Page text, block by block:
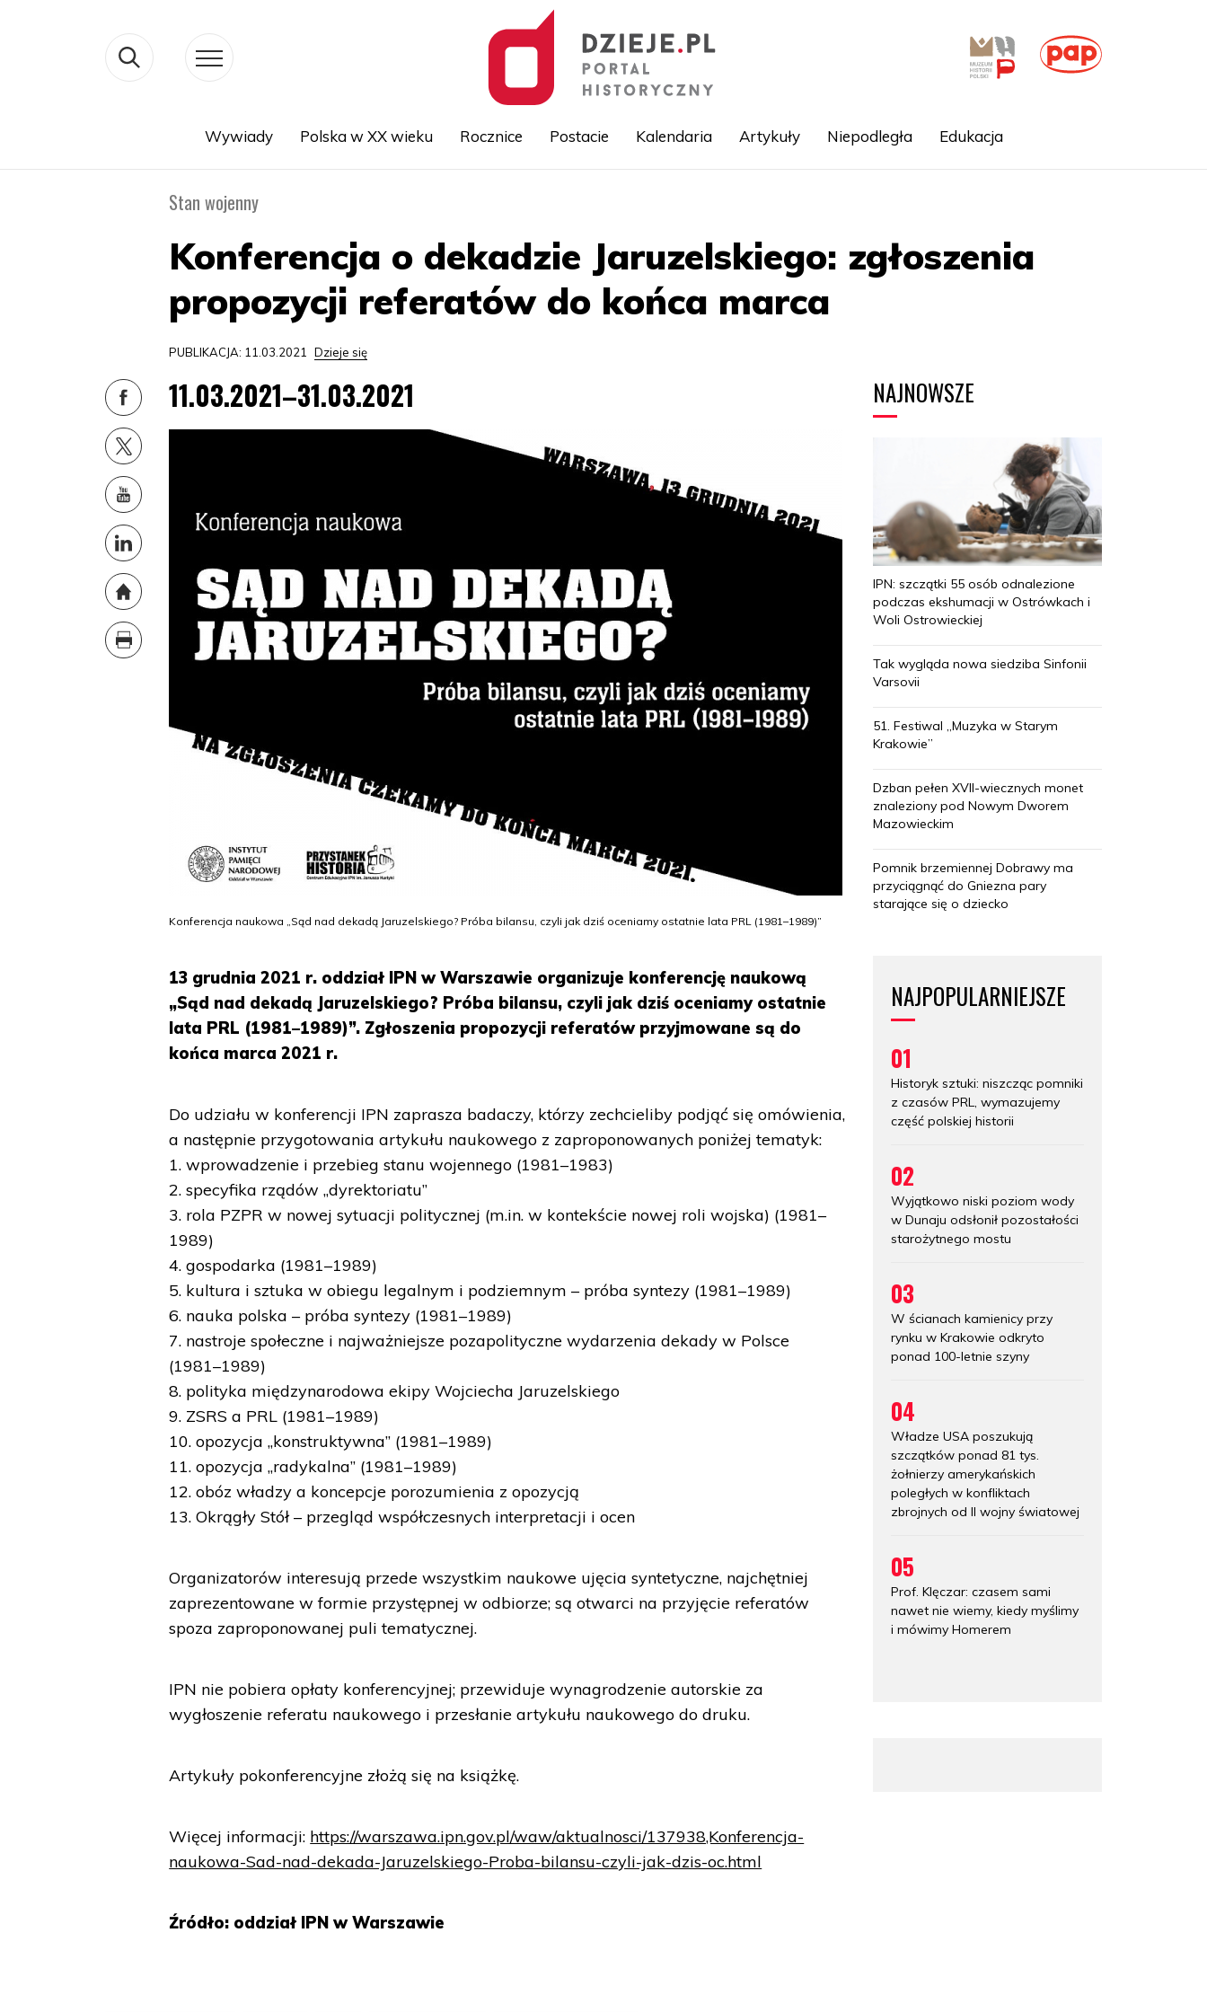
Wywiady Polska w XX wieku Rocznice Postacie Kalendaria Artykuły Niepodległa Edukacja
Stan wojenny
Konferencja o dekadzie Jaruzelskiego: zgłoszenia
propozycji referatów do końca marca
PUBLIKACJA: 11.03.2021 Dzieje się
11.03.2021–31.03.2021
Konferencja naukowa „Sąd nad dekadą Jaruzelskiego? Próba bilansu, czyli jak dziś oceniamy ostatnie lata PRL (1981–1989)”
13 grudnia 2021 r. oddział IPN w Warszawie organizuje konferencję naukową
„Sąd nad dekadą Jaruzelskiego? Próba bilansu, czyli jak dziś oceniamy ostatnie
lata PRL (1981–1989)”. Zgłoszenia propozycji referatów przyjmowane są do
końca marca 2021 r.
Do udziału w konferencji IPN zaprasza badaczy, którzy zechcieliby podjąć się omówienia,
a następnie przygotowania artykułu naukowego z zaproponowanych poniżej tematyk:
1. wprowadzenie i przebieg stanu wojennego (1981–1983)
2. specyfika rządów „dyrektoriatu”
3. rola PZPR w nowej sytuacji politycznej (m.in. w kontekście nowej roli wojska) (1981–
1989)
4. gospodarka (1981–1989)
5. kultura i sztuka w obiegu legalnym i podziemnym – próba syntezy (1981–1989)
6. nauka polska – próba syntezy (1981–1989)
7. nastroje społeczne i najważniejsze pozapolityczne wydarzenia dekady w Polsce
(1981–1989)
8. polityka międzynarodowa ekipy Wojciecha Jaruzelskiego
9. ZSRS a PRL (1981–1989)
10. opozycja „konstruktywna” (1981–1989)
11. opozycja „radykalna” (1981–1989)
12. obóz władzy a koncepcje porozumienia z opozycją
13. Okrągły Stół – przegląd współczesnych interpretacji i ocen
Organizatorów interesują przede wszystkim naukowe ujęcia syntetyczne, najchętniej
zaprezentowane w formie przystępnej w odbiorze; są otwarci na przyjęcie referatów
spoza zaproponowanej puli tematycznej.
IPN nie pobiera opłaty konferencyjnej; przewiduje wynagrodzenie autorskie za
wygłoszenie referatu naukowego i przesłanie artykułu naukowego do druku.
Artykuły pokonferencyjne złożą się na książkę.
Więcej informacji: https://warszawa.ipn.gov.pl/waw/aktualnosci/137938,Konferencja-
naukowa-Sad-nad-dekada-Jaruzelskiego-Proba-bilansu-czyli-jak-dzis-oc.html
Źródło: oddział IPN w Warszawie
NAJNOWSZE
IPN: szczątki 55 osób odnalezione
podczas ekshumacji w Ostrówkach i
Woli Ostrowieckiej
Tak wygląda nowa siedziba Sinfonii
Varsovii
51. Festiwal „Muzyka w Starym
Krakowie”
Dzban pełen XVII-wiecznych monet
znaleziony pod Nowym Dworem
Mazowieckim
Pomnik brzemiennej Dobrawy ma
przyciągnąć do Gniezna pary
starające się o dziecko
NAJPOPULARNIEJSZE
01
Historyk sztuki: niszcząc pomniki
z czasów PRL, wymazujemy
część polskiej historii
02
Wyjątkowo niski poziom wody
w Dunaju odsłonił pozostałości
starożytnego mostu
03
W ścianach kamienicy przy
rynku w Krakowie odkryto
ponad 100-letnie szyny
04
Władze USA poszukują
szczątków ponad 81 tys.
żołnierzy amerykańskich
poległych w konfliktach
zbrojnych od II wojny światowej
05
Prof. Klęczar: czasem sami
nawet nie wiemy, kiedy myślimy
i mówimy Homerem